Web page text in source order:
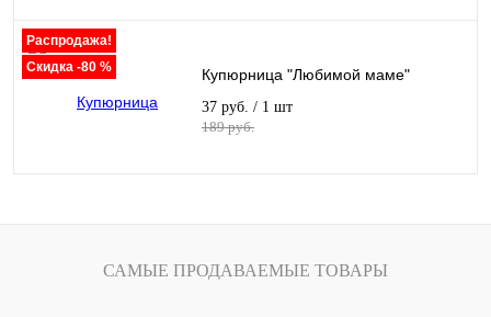
Распродажа!
Скидка -80 %
Купюрница "Любимой маме"
37 руб. / 1 шт
189 руб.
САМЫЕ ПРОДАВАЕМЫЕ ТОВАРЫ